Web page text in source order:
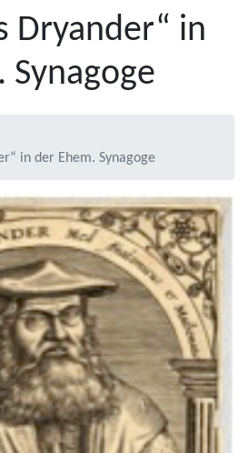
Dryander“ in
Synagoge
in der Ehem. Synagoge